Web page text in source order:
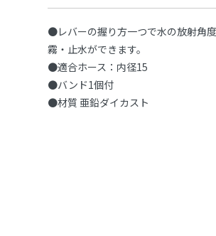
●レバーの握り方一つで水の放射角
霧・止水ができます。
●適合ホース：内径15
●バンド1個付
●材質 亜鉛ダイカスト